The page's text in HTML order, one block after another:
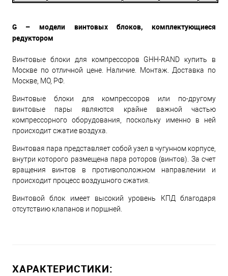
G – модели винтовых блоков, комплектующиеся
редуктором
Винтовые блоки для компрессоров GHH-RAND купить в
Москве по отличной цене. Наличие. Монтаж. Доставка по
Москве, МО, РФ.
Винтовые блоки для компрессоров или по-другому
винтовые пары являются крайне важной частью
компрессорного оборудования, поскольку именно в ней
происходит сжатие воздуха.
Винтовая пара представляет собой узел в чугунном корпусе,
внутри которого размещена пара роторов (винтов). За счет
вращения винтов в противоположном направлении и
происходит процесс воздушного сжатия.
Винтовой блок имеет высокий уровень КПД благодаря
отсутствию клапанов и поршней.
ХАРАКТЕРИСТИКИ: